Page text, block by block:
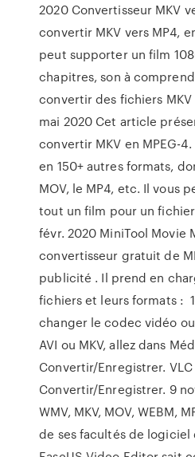
2020 Convertisseur MKV
convertir MKV vers MP4,
peut supporter un film
chapitres, son à
convertir des fichiers
mai 2020 Cet article
convertir MKV en MPEG-4.
en 150+ autres formats,
MOV, le MP4, etc. Il vous
tout un film pour un
févr. 2020 MiniTool Movie
convertisseur gratuit de
publicité . Il prend en
fichiers et leurs formats :
changer le codec vidéo
AVI ou MKV, allez dans
Convertir/Enregistrer. VLC
Convertir/Enregistrer. 9
WMV, MKV, MOV, WEBM,
de ses facultés de